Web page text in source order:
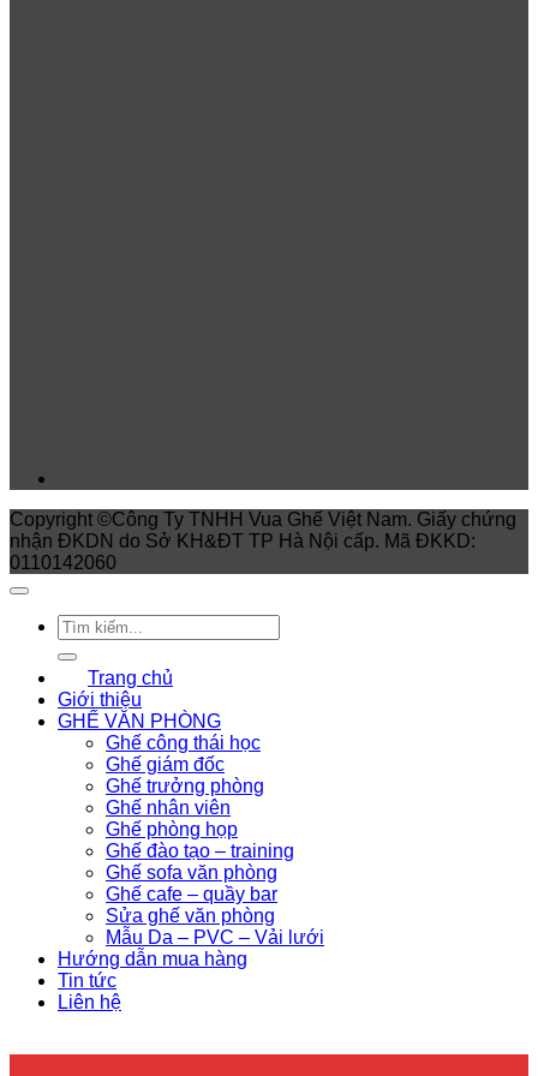
Copyright ©Công Ty TNHH Vua Ghế Việt Nam. Giấy chứng
nhận ĐKDN do Sở KH&ĐT TP Hà Nội cấp. Mã ĐKKD:
0110142060
Trang chủ
Giới thiệu
GHẾ VĂN PHÒNG
Ghế công thái học
Ghế giám đốc
Ghế trưởng phòng
Ghế nhân viên
Ghế phòng họp
Ghế đào tạo – training
Ghế sofa văn phòng
Ghế cafe – quầy bar
Sửa ghế văn phòng
Mẫu Da – PVC – Vải lưới
Hướng dẫn mua hàng
Tin tức
Liên hệ